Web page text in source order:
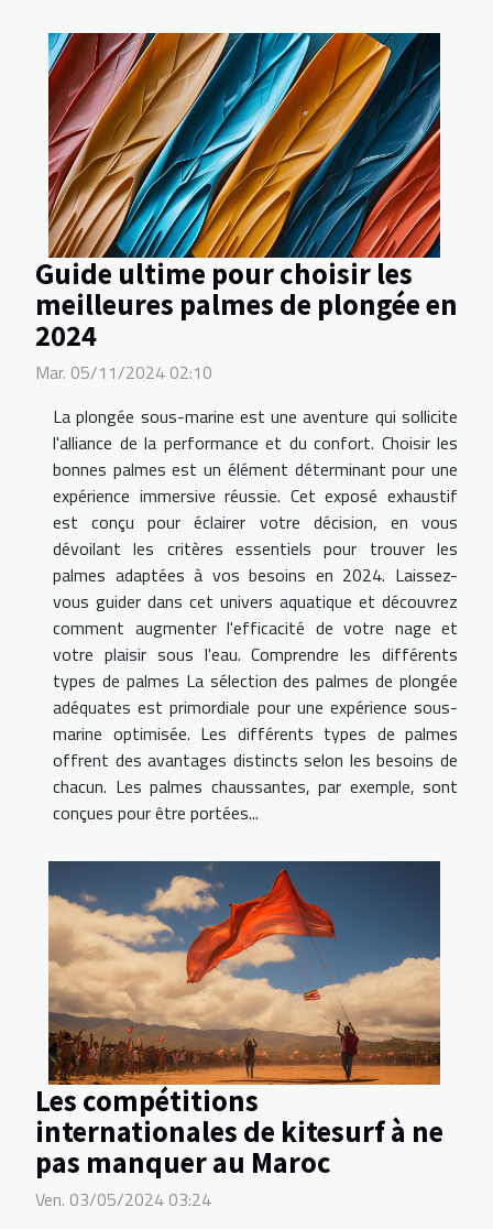
Guide ultime pour choisir les
meilleures palmes de plongée en
2024
Mar. 05/11/2024 02:10
La plongée sous-marine est une aventure qui sollicite
l'alliance de la performance et du confort. Choisir les
bonnes palmes est un élément déterminant pour une
expérience immersive réussie. Cet exposé exhaustif
est conçu pour éclairer votre décision, en vous
dévoilant les critères essentiels pour trouver les
palmes adaptées à vos besoins en 2024. Laissez-
vous guider dans cet univers aquatique et découvrez
comment augmenter l'efficacité de votre nage et
votre plaisir sous l'eau. Comprendre les différents
types de palmes La sélection des palmes de plongée
adéquates est primordiale pour une expérience sous-
marine optimisée. Les différents types de palmes
offrent des avantages distincts selon les besoins de
chacun. Les palmes chaussantes, par exemple, sont
conçues pour être portées...
Les compétitions
internationales de kitesurf à ne
pas manquer au Maroc
Ven. 03/05/2024 03:24